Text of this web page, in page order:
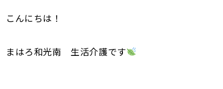
こんにちは！
まはろ和光南 生活介護です